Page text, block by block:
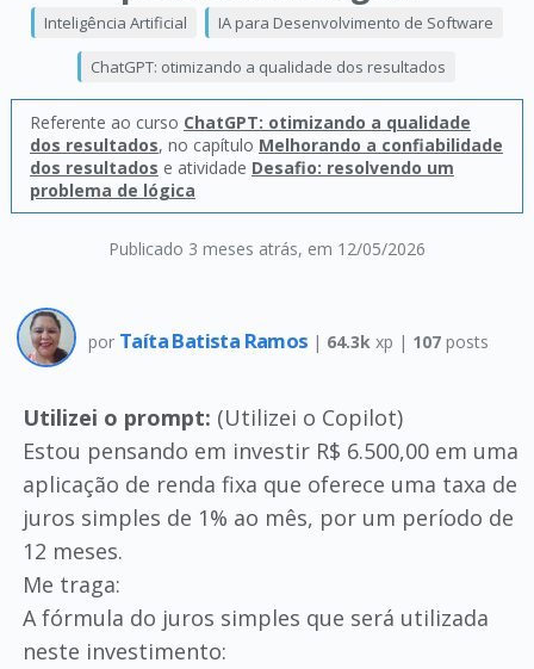
Publicado 3 meses atrás, em 12/05/2026
Inteligência Artificial IA para Desenvolvimento de Software
ChatGPT: otimizando a qualidade dos resultados
Referente ao curso ChatGPT: otimizando a qualidade
dos resultados, no capítulo Melhorando a confiabilidade
dos resultados e atividade Desafio: resolvendo um
problema de lógica
por Taíta Batista Ramos | 64.3k xp | 107posts
Utilizei o prompt: (Utilizei o Copilot)
Estou pensando em investir R$ 6.500,00 em uma
aplicação de renda fixa que oferece uma taxa de
juros simples de 1% ao mês, por um período de
12 meses.
Me traga:
A fórmula do juros simples que será utilizada
neste investimento: